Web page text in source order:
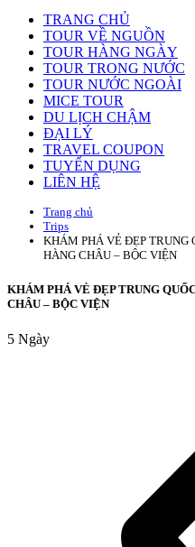
TRANG CHỦ
TOUR VỀ NGUỒN
TOUR HÀNG NGÀY
TOUR TRONG NƯỚC
TOUR NƯỚC NGOÀI
MICE TOUR
DU LỊCH CHẬM
ĐẠI LÝ
TRAVEL COUPON
TUYỂN DỤNG
LIÊN HỆ
Trang chủ
Trips
KHÁM PHÁ VẺ ĐẸP TRUNG
HÀNG CHÂU – BỘC VIỆN
KHÁM PHÁ VẺ ĐẸP TRUNG
CHÂU – BỘC VIỆN
5 Ngày